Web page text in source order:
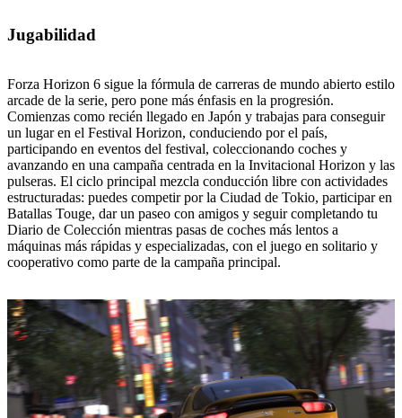
Jugabilidad
Forza Horizon 6 sigue la fórmula de carreras de mundo abierto estilo
arcade de la serie, pero pone más énfasis en la progresión.
Comienzas como recién llegado en Japón y trabajas para conseguir
un lugar en el Festival Horizon, conduciendo por el país,
participando en eventos del festival, coleccionando coches y
avanzando en una campaña centrada en la Invitacional Horizon y las
pulseras. El ciclo principal mezcla conducción libre con actividades
estructuradas: puedes competir por la Ciudad de Tokio, participar en
Batallas Touge, dar un paseo con amigos y seguir completando tu
Diario de Colección mientras pasas de coches más lentos a
máquinas más rápidas y especializadas, con el juego en solitario y
cooperativo como parte de la campaña principal.